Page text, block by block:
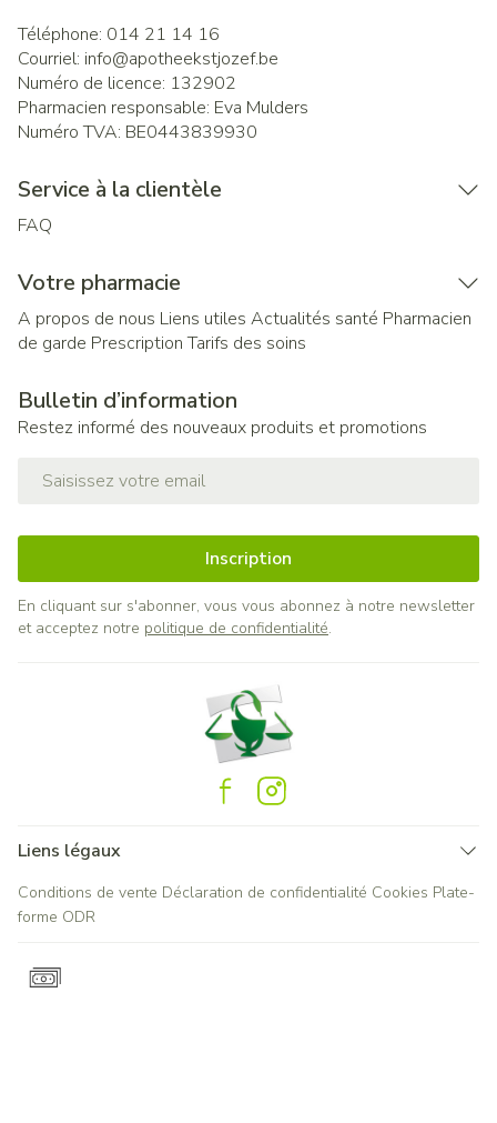
Téléphone: 014 21 14 16
Courriel: info@apotheekstjozef.be
Numéro de licence: 132902
Pharmacien responsable: Eva Mulders
Numéro TVA: BE0443839930
Service à la clientèle
FAQ
Votre pharmacie
A propos de nous Liens utiles Actualités santé Pharmacien
de garde Prescription Tarifs des soins
Bulletin d’information
Restez informé des nouveaux produits et promotions
Inscription
En cliquant sur s'abonner, vous vous abonnez à notre newsletter
et acceptez notre politique de confidentialité.
Liens légaux
Conditions de vente Déclaration de confidentialité Cookies Plate-
forme ODR